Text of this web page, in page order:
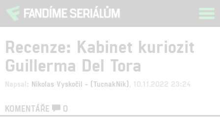
Recenze: Kabinet kuriozit
Guillerma Del Tora
Napsal: Nikolas Vyskočil - (TucnakNik) , 10.11.2022 23:24
KOMENTÁŘE 0